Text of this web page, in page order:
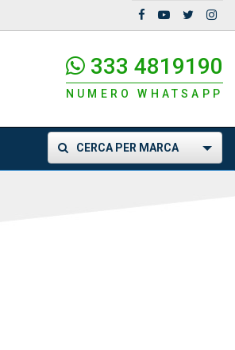
333 4819190
NUMERO WHATSAPP
CERCA PER MARCA